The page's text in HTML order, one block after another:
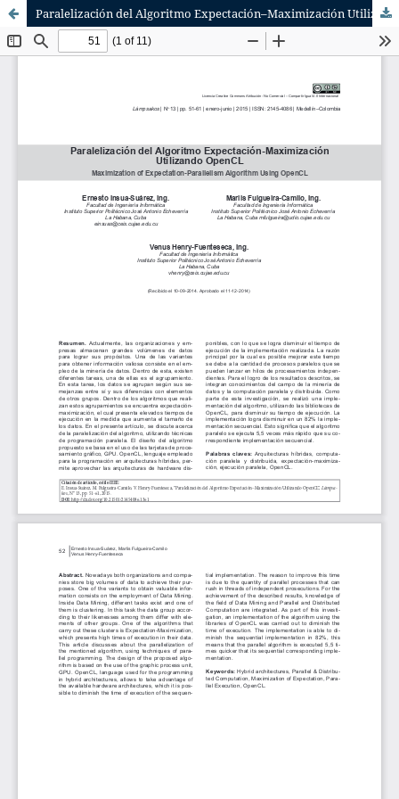
Paralelización del Algoritmo Expectación–Maximización Utilizando OpenCL